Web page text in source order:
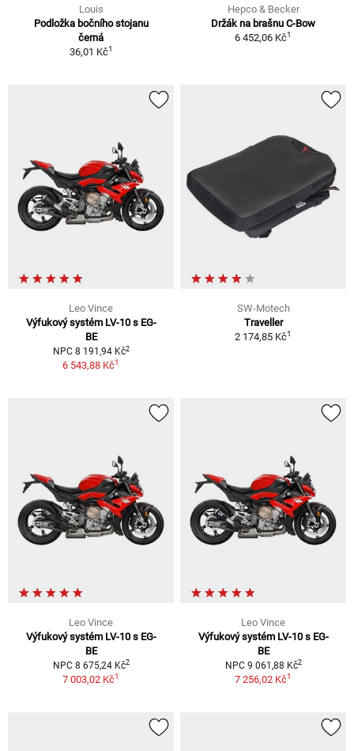
Louis
Podložka bočního stojanu
černá
36,01 Kč1
Hepco & Becker
Držák na brašnu C-Bow
6 452,06 Kč1
Leo Vince
Výfukový systém LV-10 s EG-
BE
NPC 8 191,94 Kč2
6 543,88 Kč1
SW-Motech
Traveller
2 174,85 Kč1
Leo Vince
Výfukový systém LV-10 s EG-
BE
NPC 8 675,24 Kč2
7 003,02 Kč1
Leo Vince
Výfukový systém LV-10 s EG-
BE
NPC 9 061,88 Kč2
7 256,02 Kč1